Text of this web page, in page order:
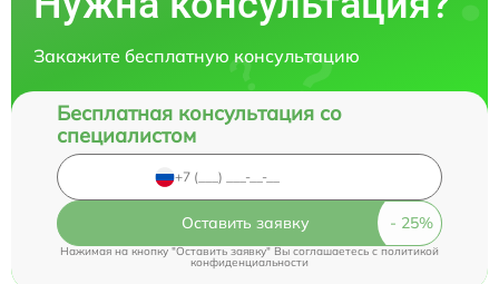
Закажите бесплатную консультацию
Бесплатная консультация со
специалистом
Оставить заявку
Нажимая на кнопку "Оставить заявку" Вы соглашаетесь cполитикой
конфиденциальности